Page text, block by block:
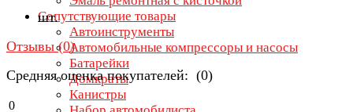
Сопутствующие товары
Автоинструменты
Автомобильные компрессоры и насосы
Батарейки
Домкраты
Канистры
шт.
Отзывы (0)
Средняя оценка покупателей: (0)
0